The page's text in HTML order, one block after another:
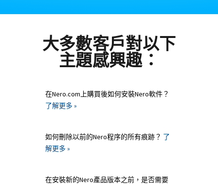
大多數客戶對以下
主題感興趣：
在Nero.com上購買後如何安裝Nero軟件？
了解更多 »
如何刪除以前的Nero程序的所有痕跡？ 了
解更多 »
在安裝新的Nero產品版本之前，是否需要